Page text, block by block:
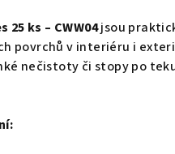
25 ks – CWW04jsou
povrchů v interiéru i
nečistoty či stopy po